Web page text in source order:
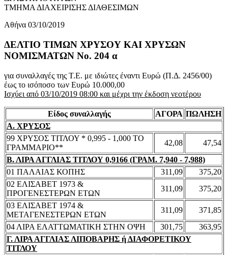
ΤΜΗΜΑ ΔΙΑΧΕΙΡΙΣΗΣ ΔΙΑΘΕΣΙΜΩΝ
Αθήνα 03/10/2019
ΔΕΛΤΙΟ ΤΙΜΩΝ ΧΡΥΣΟΥ ΚΑΙ ΧΡΥΣΩΝ
ΝΟΜΙΣΜΑΤΩΝ No. 204 α
για συναλλαγές της Τ.Ε. με ιδιώτες έναντι Ευρώ (Π.Δ. 2456/00)
έως το ισόποσο των Ευρώ 10.000,00
Ισχύει από 03/10/2019 08:00 και μέχρι την έκδοση νεοτέρου
Είδος συναλλαγής ΑΓΟΡΑ ΠΩΛΗΣΗ
Α. ΧΡΥΣΟΣ
99 ΧΡΥΣΟΣ ΤΙΤΛΟΥ * 0,995 - 1,000 ΤΟ
ΓΡΑΜΜΑΡΙΟ**
42,08
47,54
Β. ΛΙΡΑ ΑΓΓΛΙΑΣ ΤΙΤΛΟΥ 0,9166 (ΓΡΑΜ. 7,940 - 7,988)
01 ΠΑΛΑΙΑΣ ΚΟΠΗΣ
311,09
375,20
02 ΕΛΙΣΑΒΕΤ 1973 &
ΠΡΟΓΕΝΕΣΤΕΡΩΝ ΕΤΩΝ
311,09
375,20
03 ΕΛΙΣΑΒΕΤ 1974 &
ΜΕΤΑΓΕΝΕΣΤΕΡΩΝ ΕΤΩΝ
311,09
371,85
04 ΛΙΡΑ ΕΛΑΤΤΩΜΑΤΙΚΗ ΣΤΗΝ ΟΨΗ
301,75
363,95
Γ. ΛΙΡΑ ΑΓΓΛΙΑΣ ΛΙΠΟΒΑΡΗΣ ή ΔΙΑΦΟΡΕΤΙΚΟΥ
ΤΙΤΛΟΥ